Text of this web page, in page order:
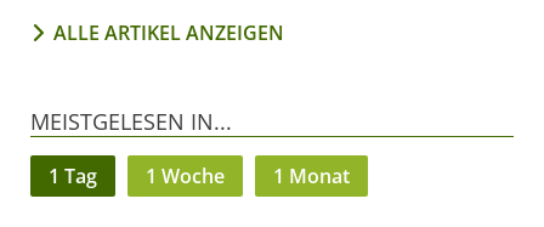
ALLE ARTIKEL ANZEIGEN
MEISTGELESEN IN...
1 Tag 1 Woche 1 Monat